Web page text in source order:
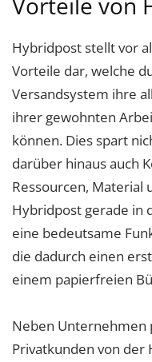
Hybridpost stellt vor
Vorteile dar, welche
Versandsystem ihre
ihrer gewohnten
können. Dies spart
darüber hinaus auch
Ressourcen, Material
Hybridpost gerade in
eine bedeutsame
die dadurch einen
einem papierfreien
Neben Unternehmen
Privatkunden von der